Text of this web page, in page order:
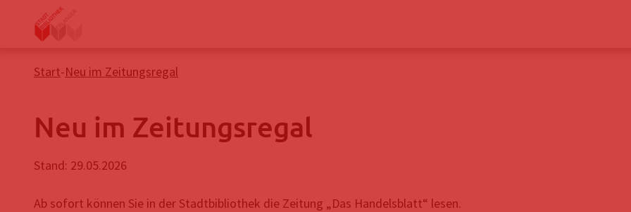
Start-Neu im Zeitungsregal
Neu im Zeitungsregal
Stand: 29.05.2026
Ab sofort können Sie in der Stadtbibliothek die Zeitung „Das Handelsblatt“ lesen.